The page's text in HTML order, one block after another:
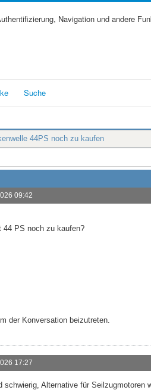
Navigation und andere
Suche
44PS noch zu kaufen
09:42
44 PS noch zu kaufen?
der Konversation beizutreten.
17:27
schwierig, Alternative für Seilzugmotoren